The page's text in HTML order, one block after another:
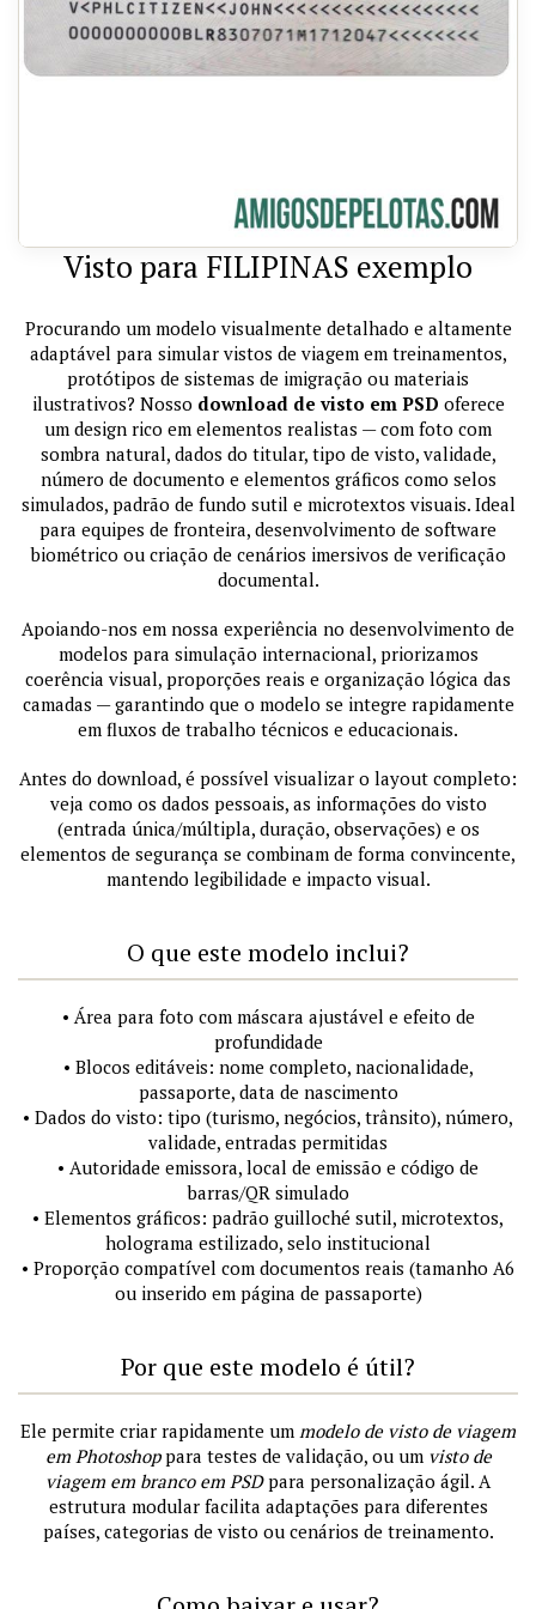
Visto para FILIPINAS exemplo
Procurando um modelo visualmente detalhado e altamente
adaptável para simular vistos de viagem em treinamentos,
protótipos de sistemas de imigração ou materiais
ilustrativos? Nosso download de visto em PSD oferece
um design rico em elementos realistas — com foto com
sombra natural, dados do titular, tipo de visto, validade,
número de documento e elementos gráficos como selos
simulados, padrão de fundo sutil e microtextos visuais. Ideal
para equipes de fronteira, desenvolvimento de software
biométrico ou criação de cenários imersivos de verificação
documental.
Apoiando-nos em nossa experiência no desenvolvimento de
modelos para simulação internacional, priorizamos
coerência visual, proporções reais e organização lógica das
camadas — garantindo que o modelo se integre rapidamente
em fluxos de trabalho técnicos e educacionais.
Antes do download, é possível visualizar o layout completo:
veja como os dados pessoais, as informações do visto
(entrada única/múltipla, duração, observações) e os
elementos de segurança se combinam de forma convincente,
mantendo legibilidade e impacto visual.
O que este modelo inclui?
• Área para foto com máscara ajustável e efeito de
profundidade
• Blocos editáveis: nome completo, nacionalidade,
passaporte, data de nascimento
• Dados do visto: tipo (turismo, negócios, trânsito), número,
validade, entradas permitidas
• Autoridade emissora, local de emissão e código de
barras/QR simulado
• Elementos gráficos: padrão guilloché sutil, microtextos,
holograma estilizado, selo institucional
• Proporção compatível com documentos reais (tamanho A6
ou inserido em página de passaporte)
Por que este modelo é útil?
Ele permite criar rapidamente um modelo de visto de viagem
em Photoshoppara testes de validação, ou um visto de
viagem em branco em PSDpara personalização ágil. A
estrutura modular facilita adaptações para diferentes
países, categorias de visto ou cenários de treinamento.